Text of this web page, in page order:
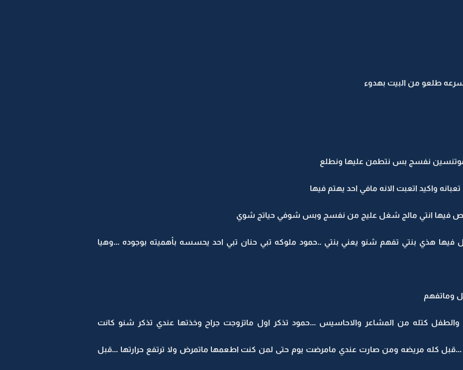
طلعو من البيت بهدوء
موتنسين نفسج بس نتطمن عليها ونطلع
واكيد اتعبت الانه مافي احد يهتم فيها
فيها انتي مالج شغل عليج من نفسج وبس شوفي حياتج شوي
فيها هذي بنتي تفهم شنو يعني بنتي ..حمود ملوكه تبي حنان تبي احد يحسسه بأهميته بوجوده ...وهيا
وماتفهم
كتله من المشاعر والاحاسيس ...حمود تذكر اول ماتزوجت جراح وخذتها عندي تذكر شنو كانت
كله مريضه ومن صارت عندي مامرضت يوم حتى لمن كنت اطعمها ماتمرض ولا ترتفع حرارتها ...قبل